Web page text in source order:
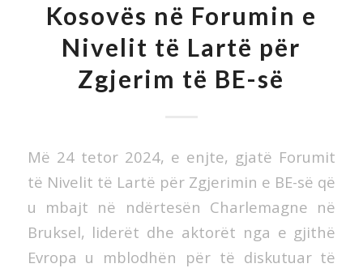
Kosovës në Forumin e
Nivelit të Lartë për
Zgjerim të BE-së
Më 24 tetor 2024, e enjte, gjatë Forumit
të Nivelit të Lartë për Zgjerimin e BE-së që
u mbajt në ndërtesën Charlemagne në
Bruksel, liderët dhe aktorët nga e gjithë
Evropa u mblodhën për të diskutuar të